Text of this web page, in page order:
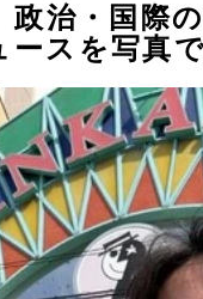
政治・国際の
ースを写真